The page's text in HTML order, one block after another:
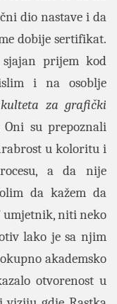
dio nastave i da
dobije sertifikat.
prijem kod
i na osoblje
za grafički
su prepoznali
u koloritu i
a da nije
da kažem da
umjetnik, niti neko
lako je sa njim
akademsko
otvorenost u